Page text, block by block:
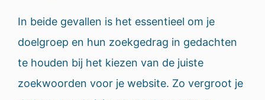
In beide gevallen is het essentieel om je
doelgroep en hun zoekgedrag in gedachten
te houden bij het kiezen van de juiste
zoekwoorden voor je website. Zo vergroot je